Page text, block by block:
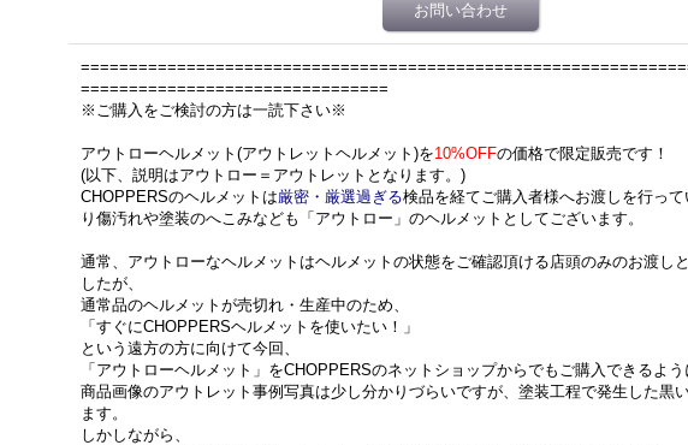
お問い合わせ
================================
※ご購入をご検討の方は一読下さい※
アウトローヘルメット(アウトレットヘルメット)を10%OFFの価格で限定販売です！
(以下、説明はアウトロー＝アウトレットとなります。)
CHOPPERSのヘルメットは厳密・厳選過ぎる検品を経てご購入者様へお渡しを行っ
り傷汚れや塗装のへこみなども「アウトロー」のヘルメットとしてございます。
通常、アウトローなヘルメットはヘルメットの状態をご確認頂ける店頭のみのお渡し
したが、
通常品のヘルメットが売切れ・生産中のため、
「すぐにCHOPPERSヘルメットを使いたい！」
という遠方の方に向けて今回、
「アウトローヘルメット」をCHOPPERSのネットショップからでもご購入できるよう
商品画像のアウトレット事例写真は少し分かりづらいですが、塗装工程で発生した黒
ます。
しかしながら、